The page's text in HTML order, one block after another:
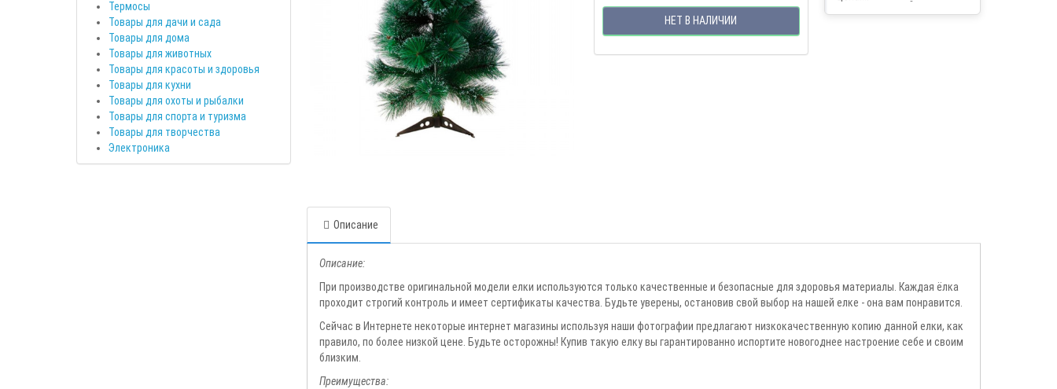
Термосы
Товары для дачи и сада
Товары для дома
Товары для животных
Товары для красоты и здоровья
Товары для кухни
Товары для охоты и рыбалки
Товары для спорта и туризма
Товары для творчества
Электроника
НЕТ В НАЛИЧИИ
на сайте.
Описание
Описание:
При производстве оригинальной модели елки используются только качественные и безопасные для здоровья материалы. Каждая ёлка
проходит строгий контроль и имеет сертификаты качества. Будьте уверены, остановив свой выбор на нашей елке - она вам понравится.
Сейчас в Интернете некоторые интернет магазины используя наши фотографии предлагают низкокачественную копию данной елки, как
правило, по более низкой цене. Будьте осторожны! Купив такую елку вы гарантированно испортите новогоднее настроение себе и своим
близким.
Преимущества: